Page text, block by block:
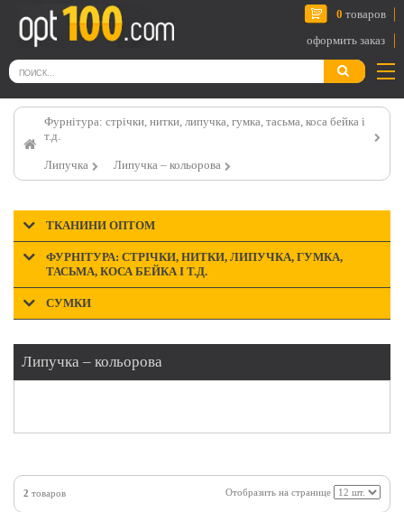
0 товаров
оформить заказ
Фурнітура: стрічки, нитки, липучка, гумка, тасьма, коса бейка і
т.д.
Липучка Липучка – кольорова
ТКАНИНИ ОПТОМ
ФУРНІТУРА: СТРІЧКИ, НИТКИ, ЛИПУЧКА, ГУМКА,
ТАСЬМА, КОСА БЕЙКА І Т.Д.
СУМКИ
Липучка – кольорова
2 товаров Отобразить на странице